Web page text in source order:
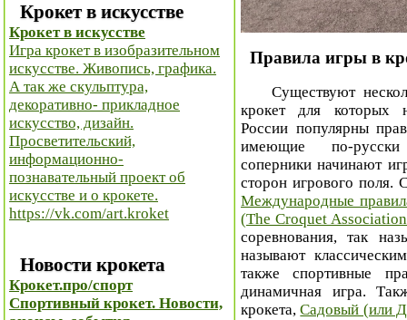
Крокет в искусстве
Крокет в искусстве
Игра крокет в изобразительном
искусстве. Живопись, графика.
А так же скульптура,
декоративно- прикладное
искусство, дизайн.
Просветительский,
информационно-
познавательный проект об
искусстве и о крокете.
https://vk.com/art.kroket
Новости крокета
Крокет.про/спорт
Спортивный крокет. Новости,
Правила игры в
Существуют
крокет для которых
России популярны
имеющие по-
соперники начинают
сторон игрового
Международные
(The Croquet
соревнования, так
называют
также спортивные
динамичная игра.
крокета,Садовый (или